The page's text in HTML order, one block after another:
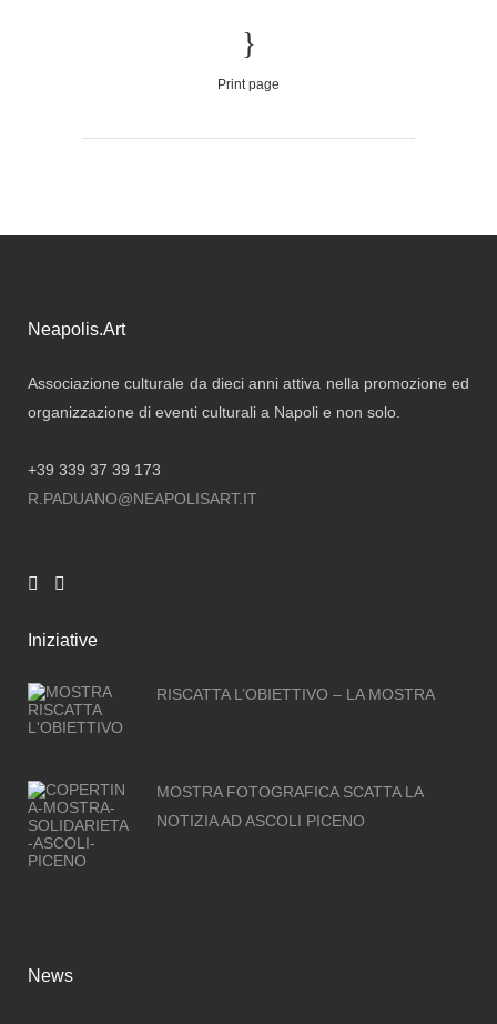
Print page
Neapolis.Art
Associazione culturale da dieci anni attiva nella promozione ed
organizzazione di eventi culturali a Napoli e non solo.
+39 339 37 39 173
R.PADUANO@NEAPOLISART.IT
Iniziative
RISCATTA L’OBIETTIVO – LA MOSTRA
MOSTRA FOTOGRAFICA SCATTA LA
NOTIZIA AD ASCOLI PICENO
News